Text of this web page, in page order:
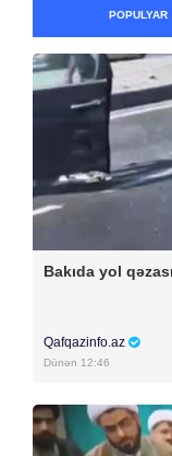
POPULYAR
Bakıda yol
Qafqazinfo.az
Dünən 12:46